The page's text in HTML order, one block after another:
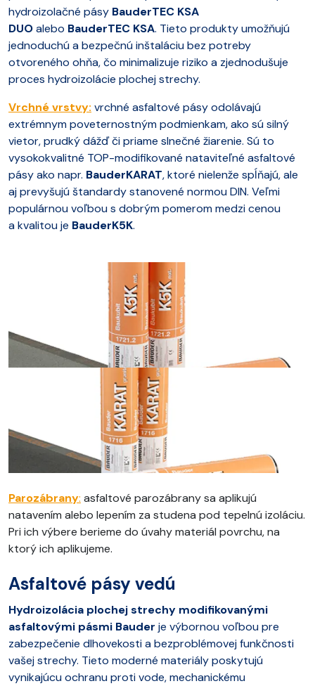
hydroizolačné pásy BauderTEC KSA
DUOalebo BauderTEC KSA. Tieto produkty umožňujú
jednoduchú a bezpečnú inštaláciu bez potreby
otvoreného ohňa, čo minimalizuje riziko a zjednodušuje
proces hydroizolácie plochej strechy.
Vrchné vrstvy: vrchné asfaltové pásy odolávajú
extrémnym poveternostným podmienkam, ako sú silný
vietor, prudký dážď či priame slnečné žiarenie. Sú to
vysokokvalitné TOP-modifikované nataviteľné asfaltové
pásy ako napr. BauderKARAT, ktoré nielenže spĺňajú, ale
aj prevyšujú štandardy stanovené normou DIN. Veľmi
populárnou voľbou s dobrým pomerom medzi cenou
a kvalitou je BauderK5K.
Parozábrany: asfaltové parozábrany sa aplikujú
natavením alebo lepením za studena pod tepelnú izoláciu.
Pri ich výbere berieme do úvahy materiál povrchu, na
ktorý ich aplikujeme.
Asfaltové pásy vedú
Hydroizolácia plochej strechy modifikovanými
asfaltovými pásmi Bauder je výbornou voľbou pre
zabezpečenie dlhovekosti a bezproblémovej funkčnosti
vašej strechy. Tieto moderné materiály poskytujú
vynikajúcu ochranu proti vode, mechanickému